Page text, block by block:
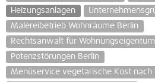
Heizungsanlagen
Malereibetrieb Wohnräume Berlin
Rechtsanwalt für
Potenzstörungen Berlin
Menüservice vegetarische Kost nach